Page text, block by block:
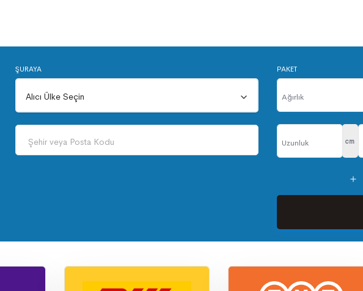
ŞURAYA
Alıcı Ülke Seçin
Alıcı Ülke
Şehir veya Posta Kodu
PAKET
cm